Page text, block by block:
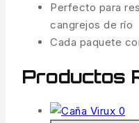
Perfecto para
cangrejos de río
Cada paquete
Productos